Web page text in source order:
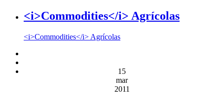
<i>Commodities</i> Agrícolas
<i>Commodities</i> Agrícolas
15
mar
2011